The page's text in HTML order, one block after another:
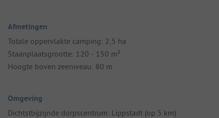
Afmetingen
Totale oppervlakte camping: 2,5 ha
Staanplaatsgrootte: 120 - 150 m²
Hoogte boven zeeniveau: 80 m
Omgeving
Dichtstbijzijnde dorpscentrum: Lippstadt (op 5 km)